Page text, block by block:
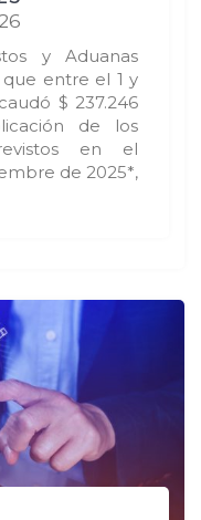
y Aduanas
entre el 1 y
$ 237.246
de los
en el
de 2025*,